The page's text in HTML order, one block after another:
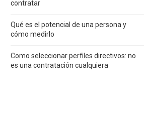
contratar
Qué es el potencial de una persona y
cómo medirlo
Como seleccionar perfiles directivos: no
es una contratación cualquiera